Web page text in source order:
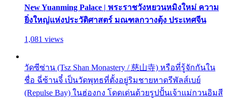
New Yuanming Palace | พระราชวังหยวนหมิงใหม่ ความ
ยิ่งใหญ่แห่งประวัติศาสตร์ มณฑลกวางตุ้ง ประเทศจีน
1,081 views
วัดซีซ่าน (Tsz Shan Monastery / 慈山寺) หรือที่รู้จักกันใน
ชื่อ ฉี่ซ้านจี๋ เป็นวัดพุทธที่ตั้งอยู่ริมชายหาดรีพัลส์เบย์
(Repulse Bay) ในฮ่องกง โดดเด่นด้วยรูปปั้นเจ้าแม่กวนอิมสี